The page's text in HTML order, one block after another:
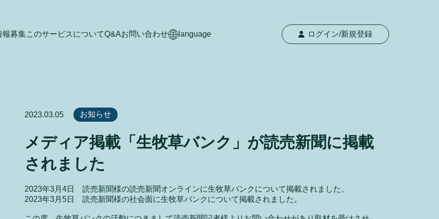
報募集このサービスについてQ&Aお問い合わせ language ログイン/新規登録
2023.03.05 お知らせ
メディア掲載「生牧草バンク」が読売新聞に掲載
されました
2023年3月4日 読売新聞様の読売新聞オンラインに生牧草バンクについて掲載されました。
2023年3月5日 読売新聞様の社会面に生牧草バンクについて掲載されました。